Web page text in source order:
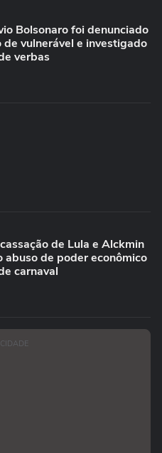
Bolsonaro foi denunciado
de vulnerável e investigado
verbas
de Lula e Alckmin
abuso de poder econômico
carnaval